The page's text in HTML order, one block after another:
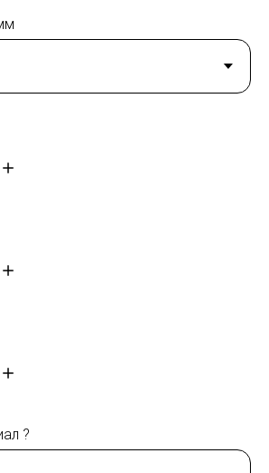
?